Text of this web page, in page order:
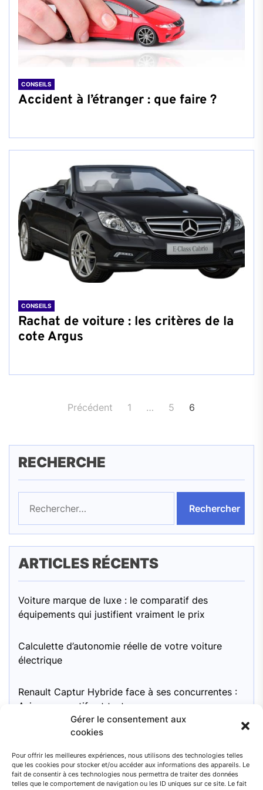
Gérer le consentement aux
cookies
Pour offrir les meilleures expériences, nous utilisons des technologies telles
que les cookies pour stocker et/ou accéder aux informations des appareils. Le
fait de consentir à ces technologies nous permettra de traiter des données
telles que le comportement de navigation ou les ID uniques sur ce site. Le fait
CONSEILS
Accident à l’étranger : que faire ?
CONSEILS
Rachat de voiture : les critères de la
cote Argus
Pagination
publications
Précédent 1 … 5 6
RECHERCHE
ARTICLES RÉCENTS
Voiture marque de luxe : le comparatif des
équipements qui justifient vraiment le prix
Calculette d’autonomie réelle de votre voiture
électrique
Renault Captur Hybride face à ses concurrentes :
Avis comparatifs et tests
Fiabilité des Dacia Sandero : Ce qu’il faut
surveiller
Moteur Mini Cooper 1.6 essence : pour une